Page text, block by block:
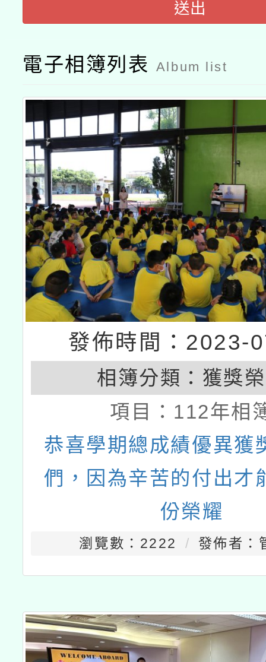
師專業成長研習實施計
方素養工作坊新北場」
族語言臺北學習中心
轉知有關國立成功大學
件」活動簡章
年度COVID-19疫苗接
接種對象擴大為「滿6
接種之民眾」措施，延
月28日止
送出
電子相簿列表 Album list
發佈時間：2023-
相簿分類： 獲獎
項目： 112年相
恭喜學期總成績優異獲
們，因為辛苦的付出才
份榮耀
瀏覽數：2222 發佈者：